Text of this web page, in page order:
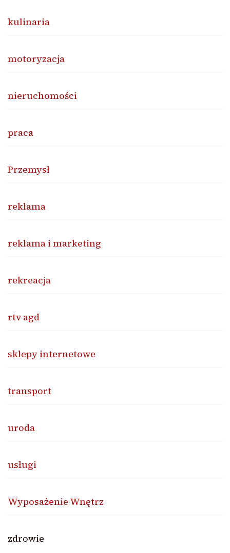
kulinaria
motoryzacja
nieruchomości
praca
Przemysł
reklama
reklama i marketing
rekreacja
rtv agd
sklepy internetowe
transport
uroda
usługi
Wyposażenie Wnętrz
zdrowie